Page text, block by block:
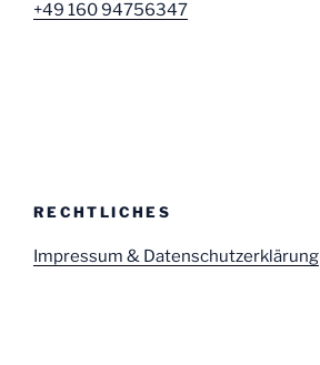
+49 160 94756347
RECHTLICHES
Impressum & Datenschutzerklärung